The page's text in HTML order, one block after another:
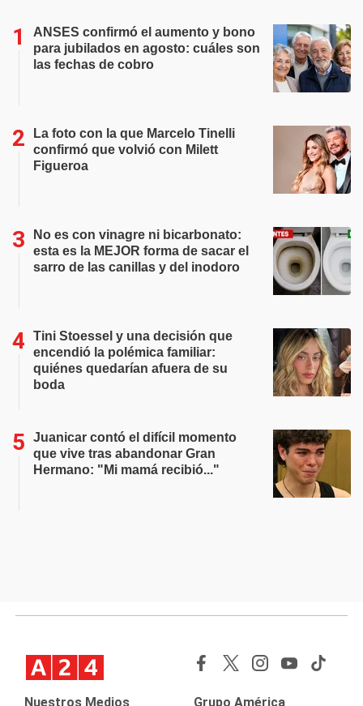
ANSES confirmó el aumento y bono
para jubilados en agosto: cuáles son
las fechas de cobro
La foto con la que Marcelo Tinelli
confirmó que volvió con Milett
Figueroa
No es con vinagre ni bicarbonato:
esta es la MEJOR forma de sacar el
sarro de las canillas y del inodoro
Tini Stoessel y una decisión que
encendió la polémica familiar:
quiénes quedarían afuera de su
boda
Juanicar contó el difícil momento
que vive tras abandonar Gran
Hermano: "Mi mamá recibió..."
Nuestros Medios Grupo América